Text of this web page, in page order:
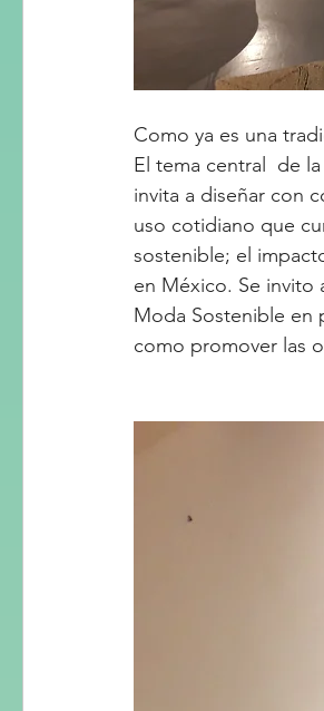
Como ya es una
El tema central  de
invita a diseñar con
uso cotidiano que
sostenible; el
en México. Se invito
Moda Sostenible en
como promover las